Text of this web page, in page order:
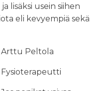
lisäksi usein siihen
eli kevyempiä sekä
Arttu Peltola
Fysioterapeutti